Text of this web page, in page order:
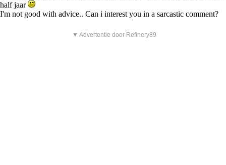
half jaar
I'm not good with advice.. Can i interest you in a sarcastic comment?
▼ Advertentie door Refinery89